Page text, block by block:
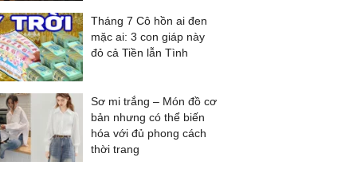
Tháng 7 Cô hồn ai đen
mặc ai: 3 con giáp này
đỏ cả Tiền lẫn Tình
Sơ mi trắng – Món đồ cơ
bản nhưng có thể biến
hóa với đủ phong cách
thời trang